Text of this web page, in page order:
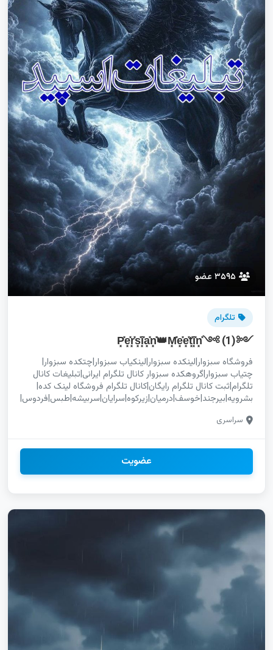
۳۵۹۵ عضو
تلگرام
༺P͓̽e͓̽r͓̽s͓̽i͓̽a͓̽n͓̽👑M͓̽e͓̽e͓̽t͓̽i͓̽n͓̽༺ (1)
فروشگاه سبزوار|لینکده سبزوار|لینکیاب سبزوار|چتکده سبزوار|
چتیاب سبزوار|گروهکده سبزوار کانال تلگرام ایرانی|تبلیغات کانال
تلگرام|ثبت کانال تلگرام رایگان|کانال تلگرام فروشگاه لینک کده|
بشرویه|بیرجند|خوسف|درمیان|زیرکوه|سرایان|سربیشه|طبس|فردوس|
واتساپ خوزستان|گروهکده روبیکا خوزستان تلگرام|اینستاگرام|
محمودآباد گروه سروش ری|گپ روبیکا ری|چت ایتا ری|گروهکده
اینستاگرام ری تلگرام|اینستاگرام|یوتیوب|واتساپ|روبیکا|ایتا|سروش|
سایت|استخدام|خدمات|سنقر|صحنه فروشگاه رفسنجان|لینکده
گپ دخترونه مینو دشت|گروهیاب مینو دشت تلگرام|اینستاگرام|
یوتیوب|واتساپ|روبیکا|ایتا|سروش|سایت|استخدام|خدمات|اذربایجان
شرقی|اذربایجان غربی تبلیغات کانال تلگرام در اصفهان|ثبت کانال
تلگرام برای برندینگ خدمات ایتا تهران|خدمات سروش تهران|
خدمات روبیکا تهران
سراسری
عضویت